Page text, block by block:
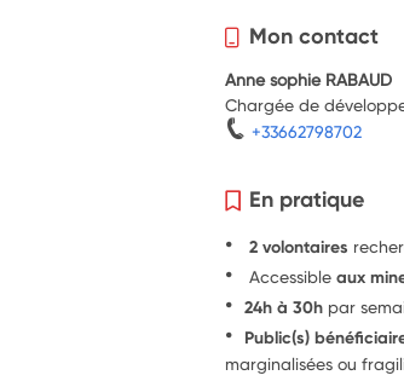
Mon contact
Anne sophie RABAUD
Chargée de
+33662798702
En pratique
2 volontaires
Accessibleaux
24h à 30h par
Public(s)
marginalisées ou